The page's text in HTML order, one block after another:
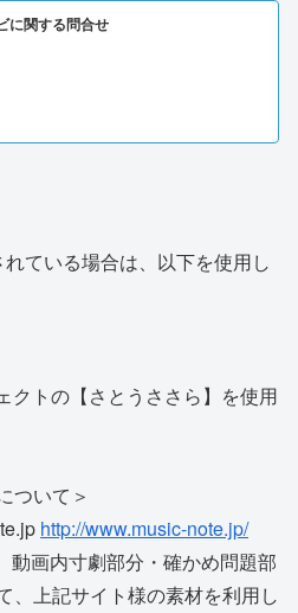
に関する問合せ
ている場合は、以下を使用し
クトの【さとうささら】を使用
ついて＞
http://www.music-note.jp/
動画内寸劇部分・確かめ問題部
、上記サイト様の素材を利用し